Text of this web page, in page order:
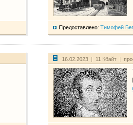
Предоставлено: Тимофей
16.02.2023 | 11 Кбайт |